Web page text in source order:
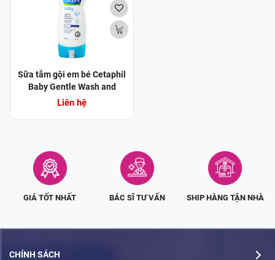
Sữa tắm gội em bé Cetaphil
Baby Gentle Wash and
Shampoo Hair and Body làm
Liên hệ
GIÁ TỐT NHẤT BÁC SĨ TƯ VẤN SHIP HÀNG TẬN NHÀ
CHÍNH SÁCH